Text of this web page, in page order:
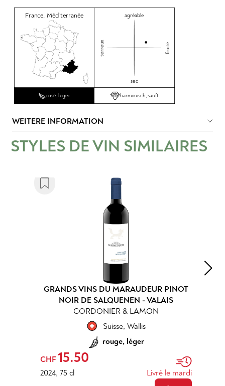
France, Méditerranée agréable
terreux fruité
sec
rosé, léger harmonisch, sanft
WEITERE INFORMATION
STYLES DE VIN SIMILAIRES
GRANDS VINS DU MARAUDEUR PINOT
NOIR DE SALQUENEN - VALAIS
CORDONIER & LAMON
Suisse, Wallis
rouge, léger
CHF 15.50
2024, 75 cl Livré le mardi